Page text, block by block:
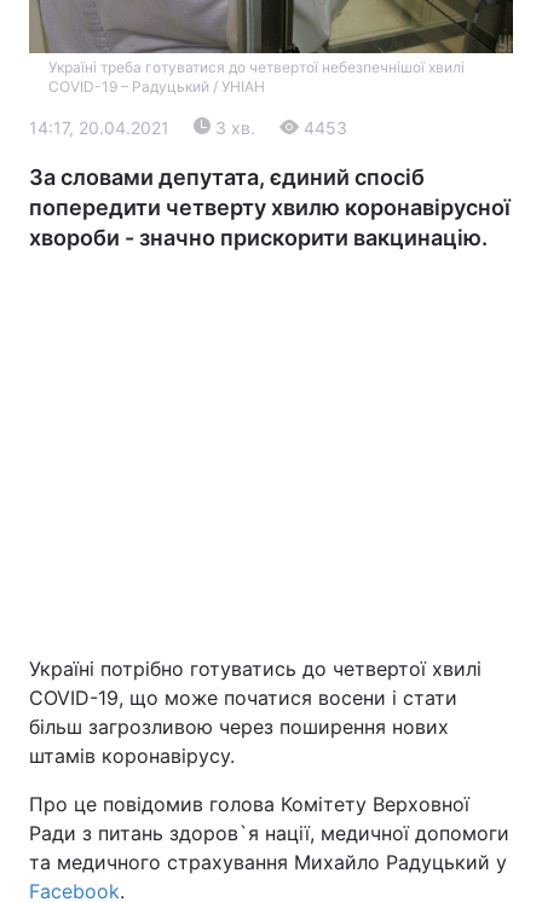
Головна Війна
Україна Політика
Спорт Наука
Техно і зв'язок Лайт
Зброя Інциденти
Україні треба готуватися до четвертої небезпечнішої хвилі
COVID-19 – Радуцький / УНІАН
14:17, 20.04.2021 3 хв. 4453
За словами депутата, єдиний спосіб
попередити четверту хвилю коронавірусної
хвороби - значно прискорити вакцинацію.
Україні потрібно готуватись до четвертої хвилі
COVID-19, що може початися восени і стати
більш загрозливою через поширення нових
штамів коронавірусу.
Про це повідомив голова Комітету Верховної
Ради з питань здоров`я нації, медичної допомоги
та медичного страхування Михайло Радуцький у
Facebook.